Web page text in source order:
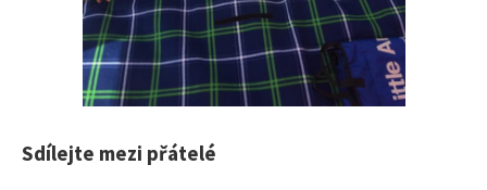
Sdílejte mezi přátelé